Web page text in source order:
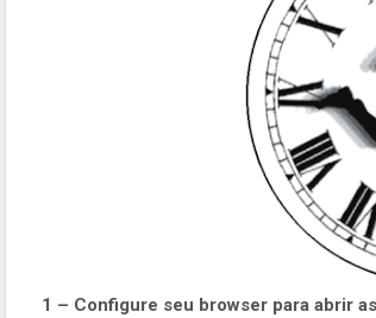
1 – Configure seu browser para abrir